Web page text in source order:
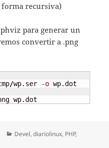
forma recursiva)
para generar un
convertir a .png
/wp.ser -o
wp.dot
Categorías
Devel,diariolinux, PHP,